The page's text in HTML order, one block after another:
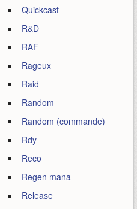
Quickcast
R&D
RAF
Rageux
Raid
Random
Random (commande)
Rdy
Reco
Regen mana
Release